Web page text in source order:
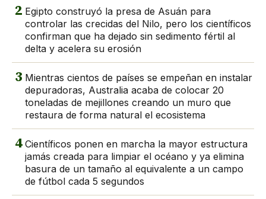
2 Egipto construyó la presa de Asuán para
controlar las crecidas del Nilo, pero los científicos
confirman que ha dejado sin sedimento fértil al
delta y acelera su erosión
3 Mientras cientos de países se empeñan en instalar
depuradoras, Australia acaba de colocar 20
toneladas de mejillones creando un muro que
restaura de forma natural el ecosistema
4 Científicos ponen en marcha la mayor estructura
jamás creada para limpiar el océano y ya elimina
basura de un tamaño al equivalente a un campo
de fútbol cada 5 segundos